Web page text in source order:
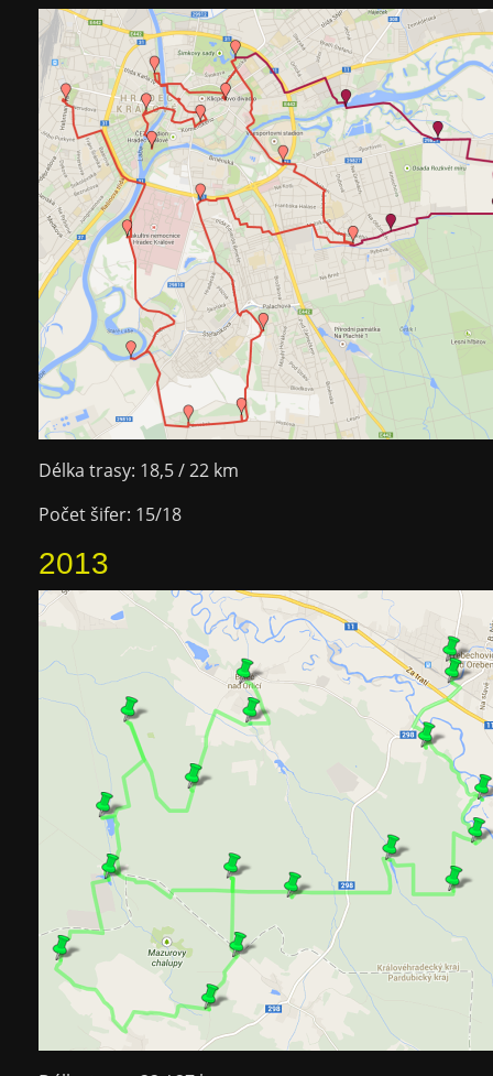
Délka trasy: 18,5 / 22 km
Počet šifer: 15/18
2013